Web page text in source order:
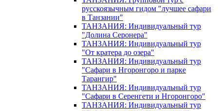
русскоязычным гидом "лучшее сафари
в Танзании"
ТАНЗАНИЯ: Индивидуальный тур
"Долина Серонера"
ТАНЗАНИЯ: Индивидуальный тур
"От кратера до озера"
ТАНЗАНИЯ: Индивидуальный тур
"Сафари в Нгоронгоро и парке
Тарангир"
ТАНЗАНИЯ: Индивидуальный тур
"Сафари в Серенгети и Нгоронгоро"
ТАНЗАНИЯ: Индивидуальный тур